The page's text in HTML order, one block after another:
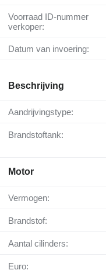
Voorraad ID-nummer
verkoper:
Datum van invoering:
Beschrijving
Aandrijvingstype:
Brandstoftank:
Motor
Vermogen:
Brandstof:
Aantal cilinders:
Euro: